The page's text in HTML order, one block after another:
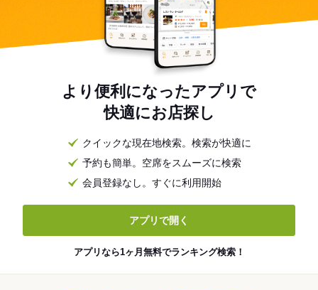
より便利になったアプリで
快適にお店探し
クイックな現在地検索。検索が快適に
予約も簡単。空席をスムーズに検索
会員登録なし。すぐに利用開始
アプリで開く
アプリなら1ヶ月無料でランキング検索！